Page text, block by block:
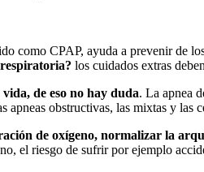
CPAP, ayuda a prevenir de
los cuidados extras
de eso no hay duda. La apnea
obstructivas, las mixtas y
de oxígeno, normalizar la
el riesgo de sufrir por ejemplo